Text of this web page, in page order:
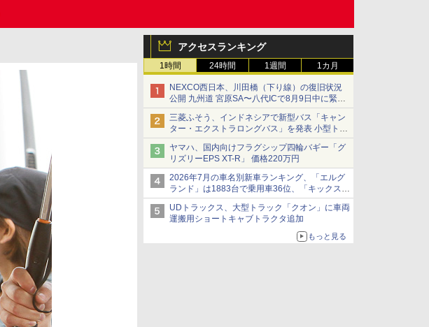
アクセスランキング
1時間 24時間 1週間 1カ月
NEXCO西日本、川田橋（下り線）の復旧状況
公開 九州道 宮原SA〜八代ICで8月9日中に緊急
車両を通行可能に
三菱ふそう、インドネシアで新型バス「キャン
ター・エクストラロングバス」を発表 小型トラ
ックベースの観光・旅客輸送向けバス
ヤマハ、国内向けフラグシップ四輪バギー「グ
リズリーEPS XT-R」 価格220万円
2026年7月の車名別新車ランキング、「エルグ
ランド」は1883台で乗用車36位、「キックス」
は2591台で27位に
UDトラックス、大型トラック「クオン」に車両
運搬用ショートキャブトラクタ追加
もっと見る